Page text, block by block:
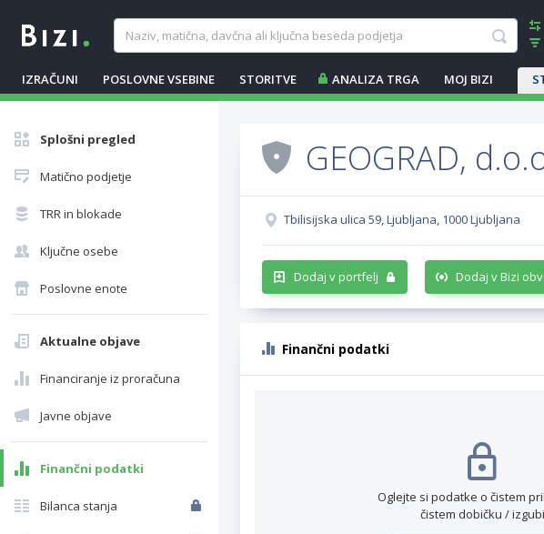
IZRAČUNI POSLOVNE VSEBINE STORITVE ANALIZA TRGA MOJ BIZI
Splošni pregled
Matično podjetje
TRR in blokade
Ključne osebe
Poslovne enote
Aktualne objave
Financiranje iz proračuna
Javne objave
Finančni podatki
Bilanca stanja
GEOGRAD,
Tbilisijska ulica 59, Ljubljana, 1000 Ljubljana
Dodaj v portfelj Dodaj v Bizi
Finančni podatki
Oglejte si podatke o čistem
čistem dobičku /